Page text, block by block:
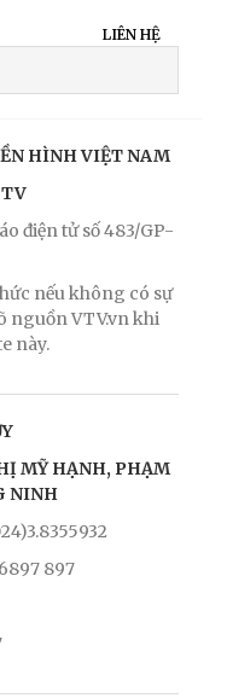
LIÊN HỆ
HÌNH VIỆT NAM
điện tử số 483/GP-
nếu không có sự
nguồn VTV.vn khi
này.
MỸ HẠNH, PHẠM
NINH
897